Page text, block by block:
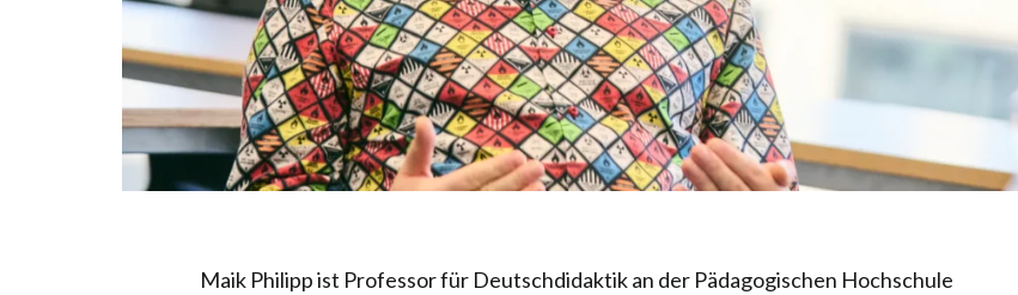
Maik Philipp ist Professor für Deutschdidaktik an der Pädagogischen Hochschule